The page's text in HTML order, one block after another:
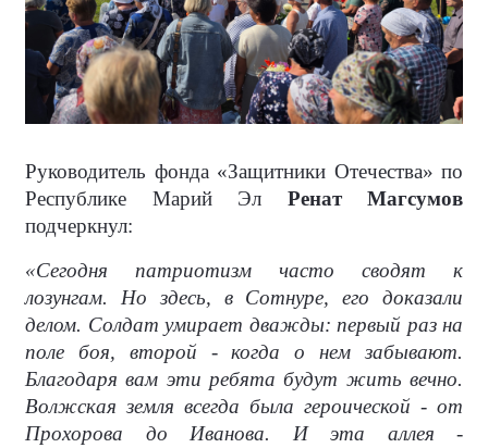
Руководитель фонда «Защитники Отечества» по
Республике Марий Эл Ренат Магсумов
подчеркнул:
«Сегодня патриотизм часто сводят к
лозунгам. Но здесь, в Сотнуре, его доказали
делом. Солдат умирает дважды: первый раз на
поле боя, второй - когда о нем забывают.
Благодаря вам эти ребята будут жить вечно.
Волжская земля всегда была героической - от
Прохорова до Иванова. И эта аллея -